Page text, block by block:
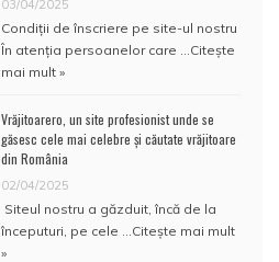
03/04/2025
Condiţii de înscriere pe site-ul nostru
În atenţia persoanelor care … Citește
mai mult »
Vrăjitoarero, un site profesionist unde se
găsesc cele mai celebre și căutate vrăjitoare
din România
02/04/2025
Siteul nostru a găzduit, încă de la
începuturi, pe cele … Citește mai mult
»